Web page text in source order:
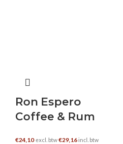
Ron Espero
Coffee & Rum
€24,10 excl. btw€29,16 incl. btw